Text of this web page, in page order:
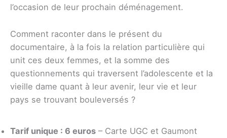
l’occasion de leur prochain déménagement.
Comment raconter dans le présent du
documentaire, à la fois la relation particulière qui
unit ces deux femmes, et la somme des
questionnements qui traversent l’adolescente et la
vieille dame quant à leur avenir, leur vie et leur
pays se trouvant bouleversés ?
Tarif unique : 6 euros – Carte UGC et Gaumont